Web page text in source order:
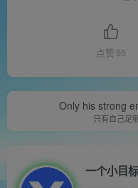
点赞 55
Stop to have a rest, do
停下来休息的
一个